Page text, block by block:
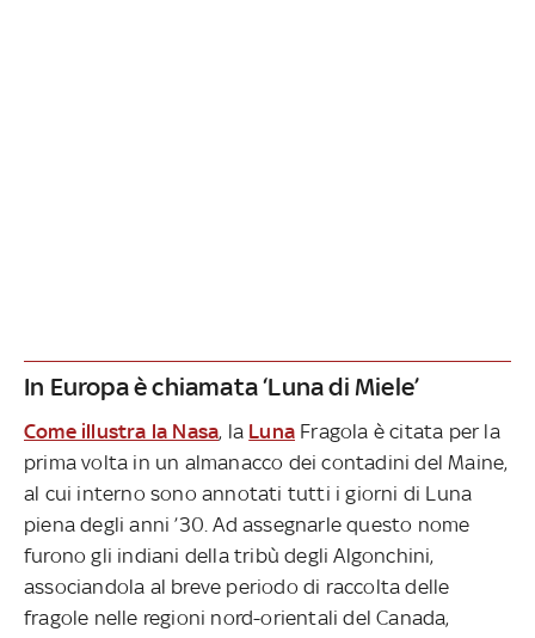
In Europa è chiamata ‘Luna di Miele’
Come illustra la Nasa, la Luna Fragola è citata per la
prima volta in un almanacco dei contadini del Maine,
al cui interno sono annotati tutti i giorni di Luna
piena degli anni ’30. Ad assegnarle questo nome
furono gli indiani della tribù degli Algonchini,
associandola al breve periodo di raccolta delle
fragole nelle regioni nord-orientali del Canada,